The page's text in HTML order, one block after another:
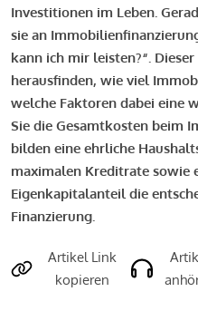
Investitionen im Leben.
sie an
kann ich mir leisten?“.
herausfinden, wie viel
welche Faktoren dabei eine
Sie die Gesamtkosten beim
bilden eine ehrliche
maximalen Kreditrate sowie
Eigenkapitalanteil die
Finanzierung.
Artikel Link
kopieren